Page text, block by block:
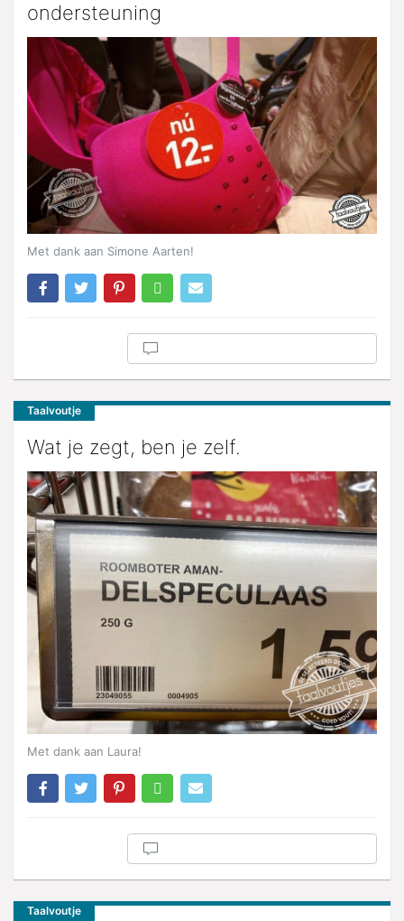
ondersteuning
Met dank aan Simone Aarten!
Taalvoutje
Wat je zegt, ben je zelf.
Met dank aan Laura!
Taalvoutje